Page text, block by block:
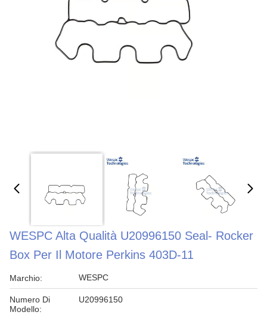
WESPC Alta Qualità U20996150 Seal- Rocker
Box Per Il Motore Perkins 403D-11
Marchio: WESPC
Numero Di
Modello:
U20996150